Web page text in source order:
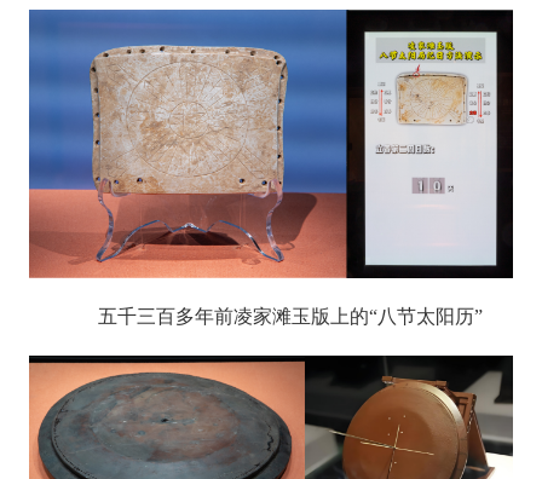
五千三百多年前凌家滩玉版上的“八节太阳历”